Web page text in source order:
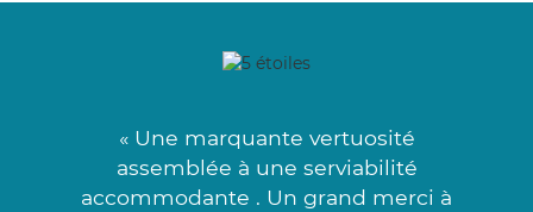
« Une marquante vertuosité
assemblée à une serviabilité
accommodante . Un grand merci à